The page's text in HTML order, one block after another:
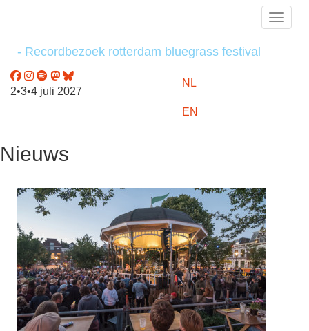
- Recordbezoek rotterdam bluegrass festival
2•3•4 juli 2027
NL
EN
Nieuws